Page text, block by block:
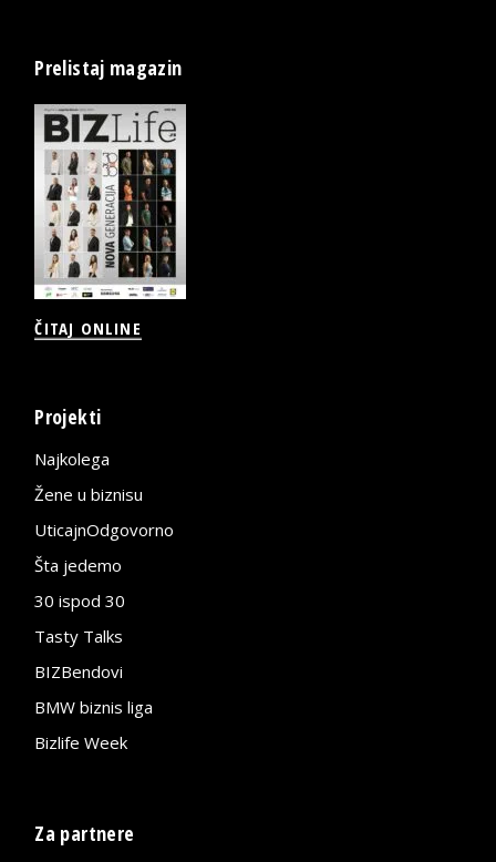
Prelistaj magazin
ČITAJ ONLINE
Projekti
Najkolega
Žene u biznisu
UticajnOdgovorno
Šta jedemo
30 ispod 30
Tasty Talks
BIZBendovi
BMW biznis liga
Bizlife Week
Za partnere